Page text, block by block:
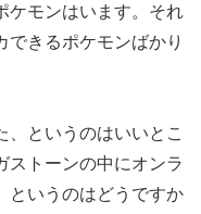
ケモンはいます。それ
できるポケモンばかり
、というのはいいとこ
ストーンの中にオンラ
というのはどうですか